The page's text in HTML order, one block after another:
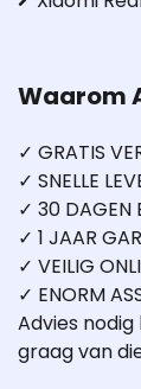
Waarom
✓ GRATIS
✓ SNELLE
✓ 30 DAGEN
✓ 1 JAAR
✓ VEILIG
✓ ENORM
Advies
graag van